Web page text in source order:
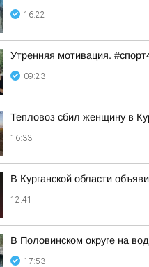
16:22
Утренняя мотивация.
09:23
Тепловоз сбил женщину в
16:33
В Курганской области
12:41
В Половинском округе на
17:53